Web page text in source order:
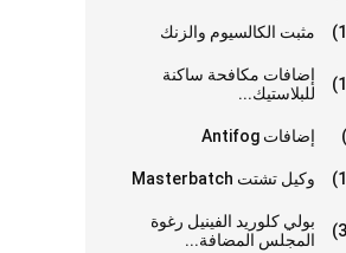
مثبت الكالسيوم والزنك
إضافات مكافحة ساكنة
للبلاستيك...
إضافات Antifog
وكيل تشتت Masterbatch
بولي كلوريد الفينيل رغوة
المجلس المضافة...